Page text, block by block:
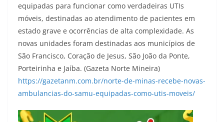
equipadas para funcionar como verdadeiras UTIs
móveis, destinadas ao atendimento de pacientes em
estado grave e ocorrências de alta complexidade. As
novas unidades foram destinadas aos municípios de
São Francisco, Coração de Jesus, São João da Ponte,
Porteirinha e Jaíba. (Gazeta Norte Mineira)
https://gazetanm.com.br/norte-de-minas-recebe-novas-
ambulancias-do-samu-equipadas-como-utis-moveis/